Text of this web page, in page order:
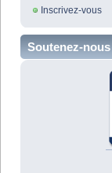
Inscrivez-vous
Soutenez-nous